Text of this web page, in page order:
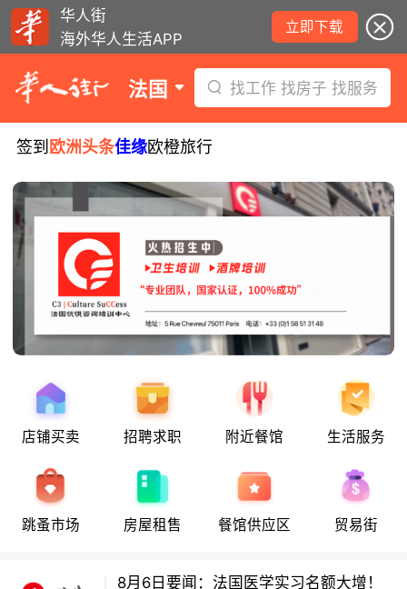
华人街
海外华人生活APP
立即下载
法国 找工作 找房子 找服务
签到 欧洲头条佳缘欧橙旅行
店铺买卖 招聘求职 附近餐馆 生活服务
跳蚤市场 房屋租售 餐馆供应区 贸易街
8月6日要闻：法国医学实习名额大增！
地铁8号线部分关闭！宠物店违规罚款出
炉！
巴黎地铁音乐家海选启动！
8月6日要闻：法国医学实习名额大增！